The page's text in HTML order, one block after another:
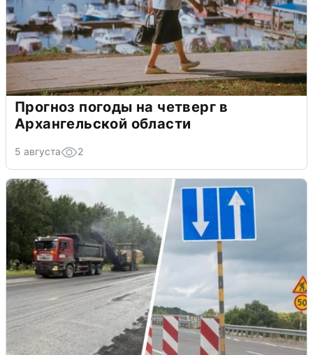
Прогноз погоды на четверг в
Архангельской области
5 августа 2